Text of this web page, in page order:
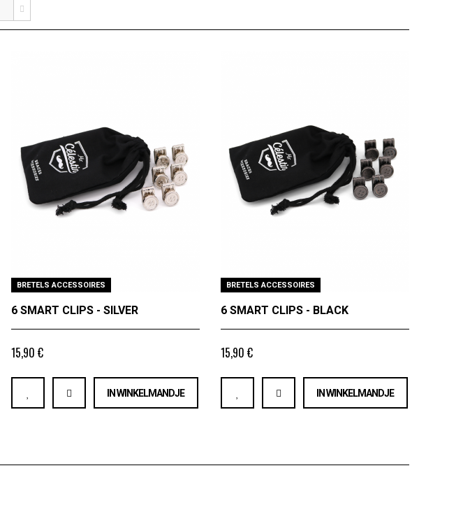
BRETELS ACCESSOIRES
6 SMART CLIPS - SILVER
15,90 €
IN WINKELMANDJE
BRETELS ACCESSOIRES
6 SMART CLIPS - BLACK
15,90 €
IN WINKELMANDJE